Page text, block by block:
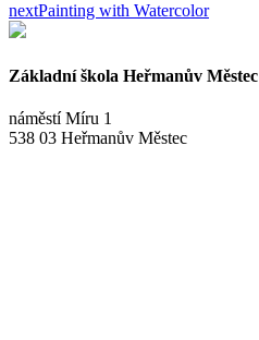
nextPainting with Watercolor
Základní škola Heřmanův Městec
náměstí Míru 1
538 03 Heřmanův Městec